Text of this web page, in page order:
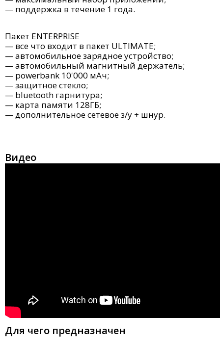
— поддержка в течение 1 года.
Пакет ENTERPRISE
— все что входит в пакет ULTIMATE;
— автомобильное зарядное устройство;
— автомобильный магнитный держатель;
— powerbank 10'000 мАч;
— защитное стекло;
— bluetooth гарнитура;
— карта памяти 128ГБ;
— дополнительное сетевое з/у + шнур.
Видео
Для чего предназначен